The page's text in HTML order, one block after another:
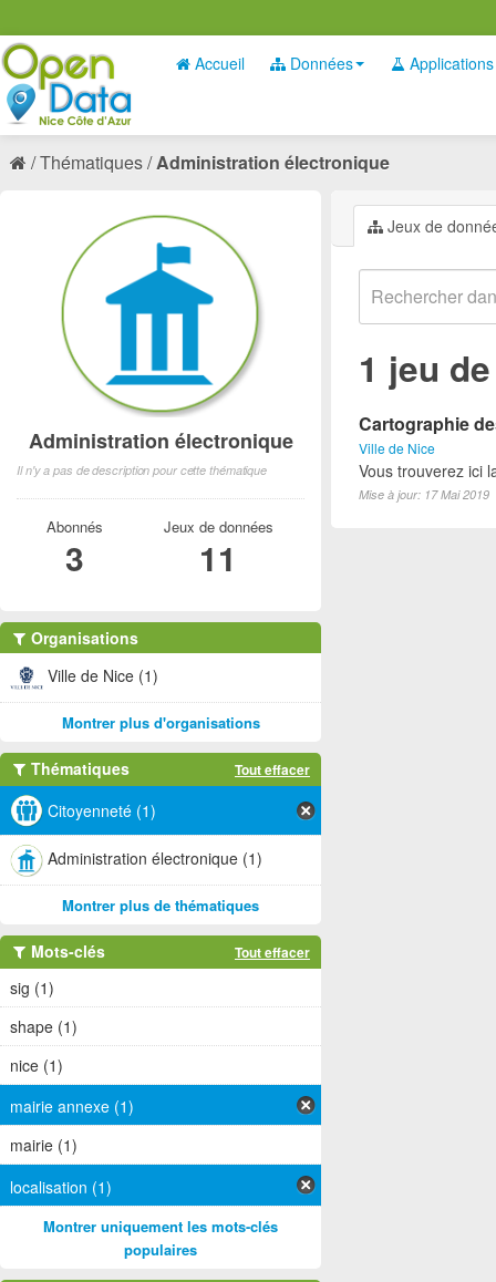
Accueil Données Applications
Thématiques Administration électronique
Jeux de
1 jeu
Cartographie
Ville de Nice
Vous trouverez ici
Mise à jour: 17 Mai 2019
Administration électronique
Il n'y a pas de description pour cette thématique
Abonnés
3
Jeux de données
11
Organisations
Ville de Nice (1)
Montrer plus d'organisations
Thématiques Tout effacer
Citoyenneté (1)
Administration électronique (1)
Montrer plus de thématiques
Mots-clés Tout effacer
sig (1)
shape (1)
nice (1)
mairie annexe (1)
mairie (1)
localisation (1)
Montrer uniquement les mots-clés
populaires